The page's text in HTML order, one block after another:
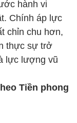
hành vi
Chính áp lực
chỉn chu hơn,
thực sự trở
lực lượng vũ
Tiền phong